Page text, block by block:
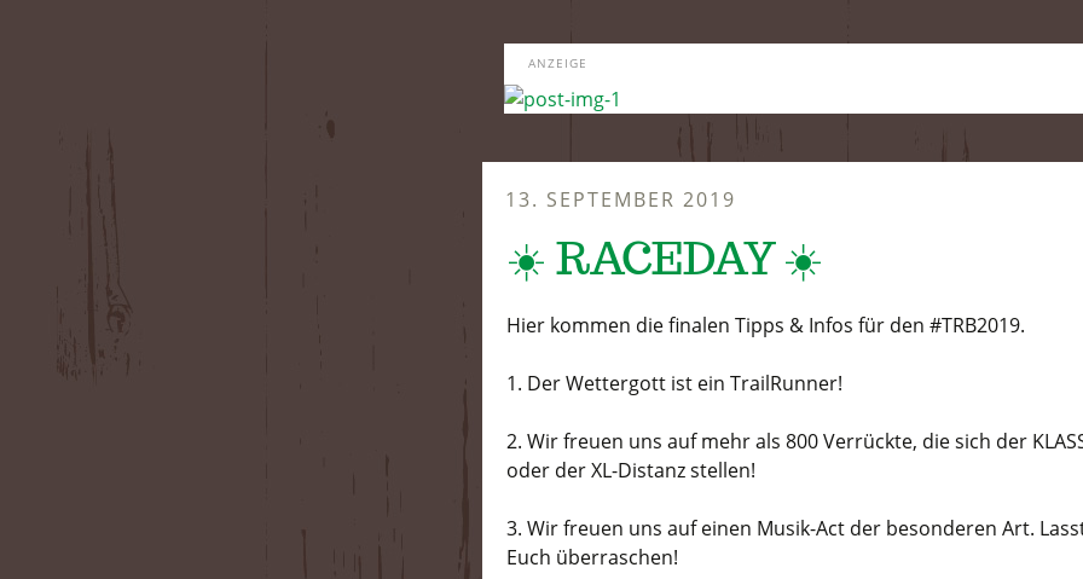
ANZEIGE
13. SEPTEMBER 2019
☀️ RACEDAY ☀️
Hier kommen die finalen Tipps & Infos für den #TRB2019.
1. Der Wettergott ist ein TrailRunner!
2. Wir freuen uns auf mehr als 800 Verrückte, die sich der
oder der XL-Distanz stellen!
3. Wir freuen uns auf einen Musik-Act der besonderen Art.
Euch überraschen!